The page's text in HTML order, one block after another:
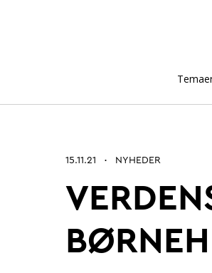
Fremtidens
Byrum
15.11.21 • NYHEDER